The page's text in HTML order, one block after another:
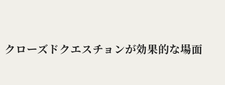
クローズドクエスチョンが効果的な場面